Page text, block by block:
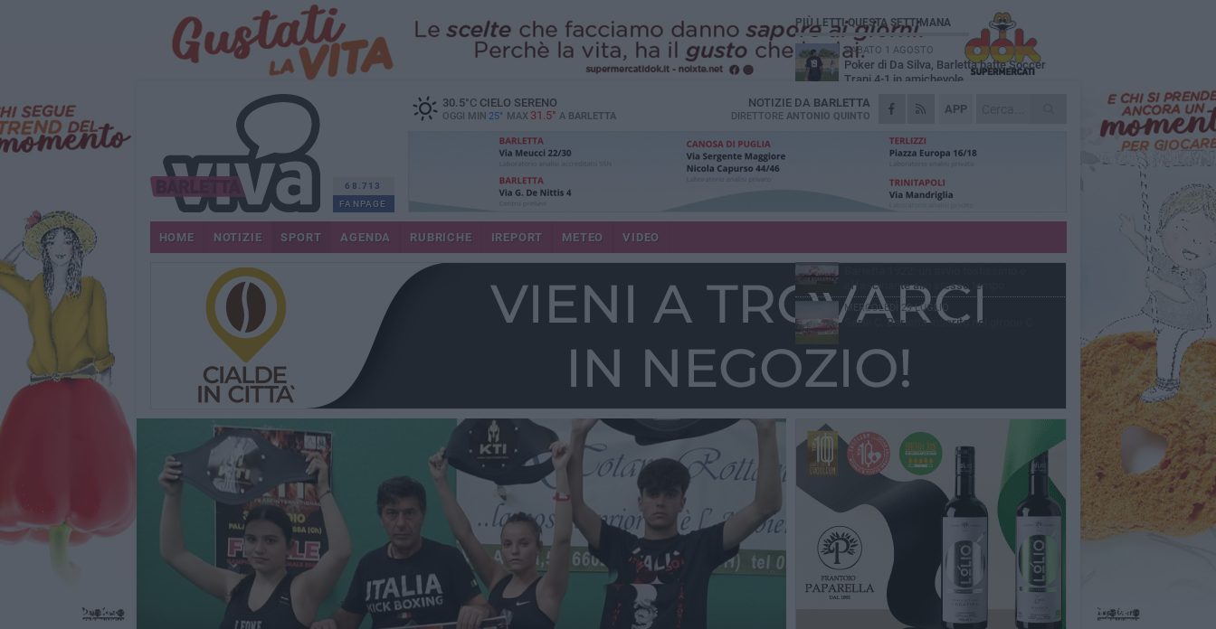
68.713
FANPAGE
30.5°CCIELO SERENO
OGGI MIN 25° MAX 31.5° A BARLETTA
APP
NOTIZIE DA BARLETTA
DIRETTORE ANTONIO QUINTO
HOME NOTIZIE SPORT AGENDA RUBRICHE IREPORT METEO VIDEO
PIÙ LETTI QUESTA SETTIMANA
SABATO 1 AGOSTO
Poker di Da Silva, Barletta batte Soccer
Trani 4-1 in amichevole
VENERDÌ 31 LUGLIO
Serie C Sky Wifi: fissate date e orari delle
VENERDÌ 31 LUGLIO
Addio a mister Marchioro. L'uomo del
VENERDÌ 31 LUGLIO
affascinante allo stesso tempo
MERCOLEDÌ 29 LUGLIO
Serie C, Barletta inserito nel girone C